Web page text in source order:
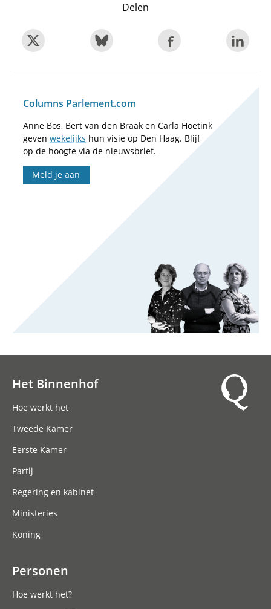
Delen
Columns Parlement.com
Anne Bos, Bert van den Braak en Carla Hoetink
geven wekelijks hun visie op Den Haag. Blijf
op de hoogte via de nieuwsbrief.
Meld je aan
Het Binnenhof
Hoe werkt het
Tweede Kamer
Eerste Kamer
Partij
Regering en kabinet
Ministeries
Koning
Personen
Hoe werkt het?